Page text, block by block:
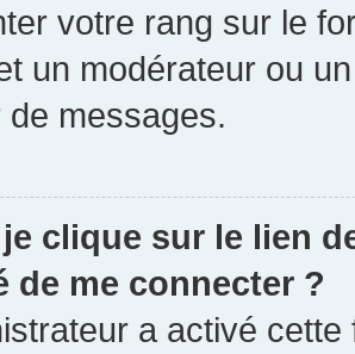
votre rang sur le
un modérateur ou
de messages.
clique sur le lien
de me connecter ?
a activé